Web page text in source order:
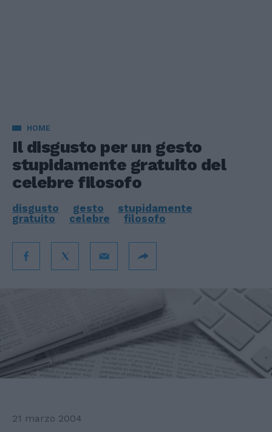
HOME
Il disgusto per un gesto
stupidamente gratuito del
celebre filosofo
disgusto gesto
stupidamente
gratuito
celebre filosofo
21 marzo 2004